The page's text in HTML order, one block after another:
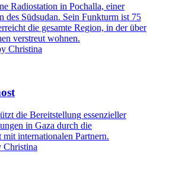
Radiostation in Pochalla, einer
des Südsudan. Sein Funkturm ist 75
die gesamte Region, in der über
verstreut wohnen.
Christina
die Bereitstellung essenzieller
in Gaza durch die
mit internationalen Partnern.
Christina